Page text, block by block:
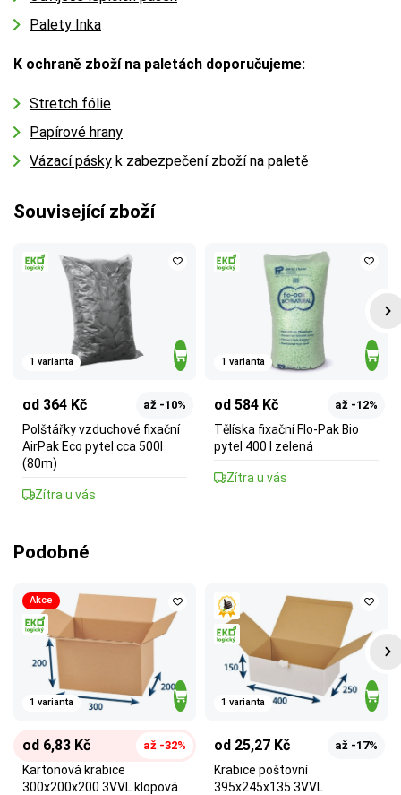
Palety Inka
K ochraně zboží na paletách doporučujeme:
Stretch fólie
Papírové hrany
Vázací pásky k zabezpečení zboží na paletě
Související zboží
1 varianta
od 364 Kč až -10%
Polštářky vzduchové fixační
AirPak Eco pytel cca 500l
(80m)
Zítra u vás
1 varianta
od 584 Kč až -12%
Tělíska fixační Flo-Pak Bio
pytel 400 l zelená
Zítra u vás
Podobné
Akce
1 varianta
od 6,83 Kč až -32%
Kartonová krabice
300x200x200 3VVL klopová
1 varianta
od 25,27 Kč až -17%
Krabice poštovní
395x245x135 3VVL